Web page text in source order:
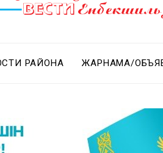
РАЙОНА ЖАРНАМА/